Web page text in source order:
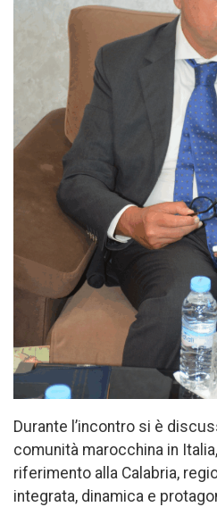
Durante l’incontro si è
comunità marocchina in
riferimento alla Calabria,
integrata, dinamica e